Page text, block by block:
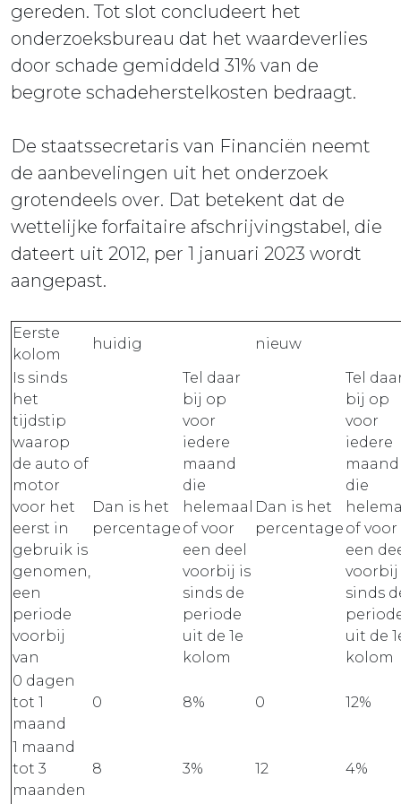
gereden. Tot slot concludeert het
onderzoeksbureau dat het waardeverlies
door schade gemiddeld 31% van de
begrote schadeherstelkosten bedraagt.
De staatssecretaris van Financiën neemt
de aanbevelingen uit het onderzoek
grotendeels over. Dat betekent dat de
wettelijke forfaitaire afschrijvingstabel, die
dateert uit 2012, per 1 januari 2023 wordt
aangepast.
Eerste
kolom
huidig
nieuw
Is sinds
het
tijdstip
waarop
de auto of
motor
voor het
eerst in
gebruik is
genomen,
een
periode
voorbij
van
Dan is het
percentage
Tel daar
bij op
voor
iedere
maand
die
helemaal
of voor
een deel
voorbij is
sinds de
periode
uit de 1e
kolom
Dan is het
percentage
Tel
bij op
voor
iedere
maand
die
of voor
een
voorbij
sinds
uit de
kolom
0 dagen
tot 1
maand
0 8% 0 12%
1 maand
tot 3
maanden
8 3% 12 4%